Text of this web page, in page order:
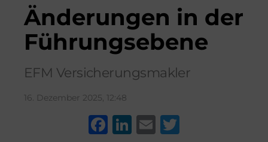
Änderungen in der
Führungsebene
EFM Versicherungsmakler
16. Dezember 2025, 12:48
F
Li
E